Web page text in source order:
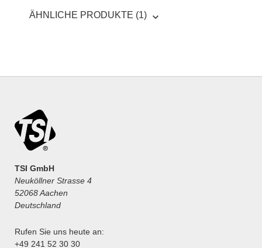
ÄHNLICHE PRODUKTE (1)
TSI GmbH
Neuköllner Strasse 4
52068 Aachen
Deutschland
Rufen Sie uns heute an:
+49 241 52 30 30